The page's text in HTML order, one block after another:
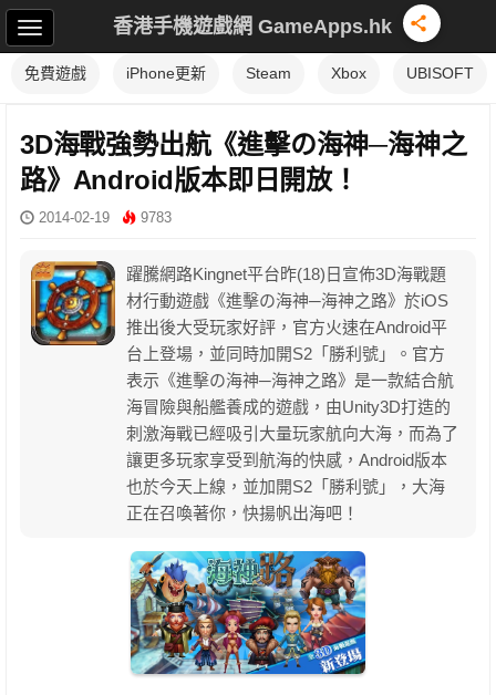
香港手機遊戲網 GameApps.hk
免費遊戲 iPhone更新 Steam Xbox UBISOFT
3D海戰強勢出航《進擊の海神─海神之
路》Android版本即日開放！
2014-02-19 9783
躍騰網路Kingnet平台昨(18)日宣佈3D海戰題
材行動遊戲《進擊の海神─海神之路》於iOS
推出後大受玩家好評，官方火速在Android平
台上登場，並同時加開S2「勝利號」。官方
表示《進擊の海神─海神之路》是一款結合航
海冒險與船艦養成的遊戲，由Unity3D打造的
刺激海戰已經吸引大量玩家航向大海，而為了
讓更多玩家享受到航海的快感，Android版本
也於今天上線，並加開S2「勝利號」，大海
正在召喚著你，快揚帆出海吧！